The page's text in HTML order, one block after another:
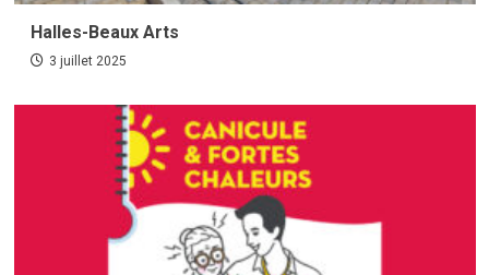
Halles-Beaux Arts
3 juillet 2025